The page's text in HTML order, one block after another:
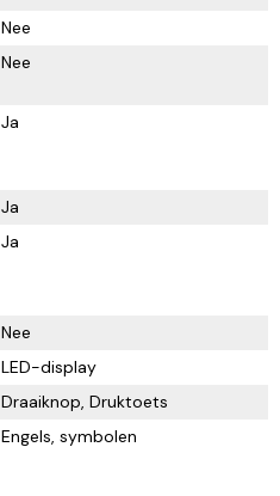
Nee
Nee
Ja
Ja
Ja
Nee
LED-display
Draaiknop, Druktoets
Engels, symbolen